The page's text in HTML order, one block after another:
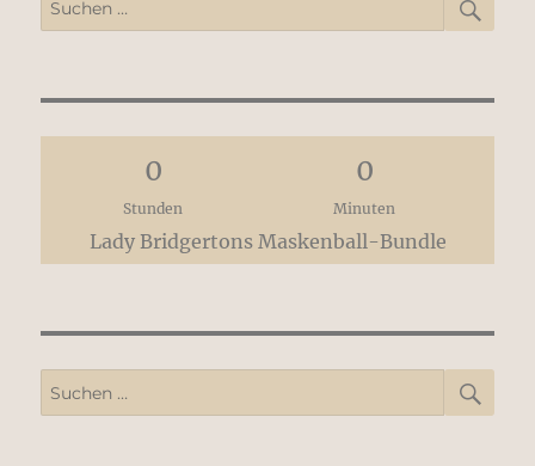
nach:
0
Stunden
0
Minuten
Lady Bridgertons Maskenball-Bundle
Suchen
nach: